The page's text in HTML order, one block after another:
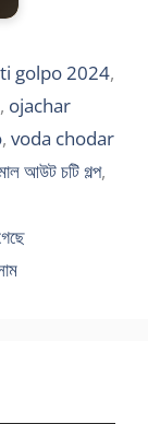
golpo 2024,
, ojachar
, voda chodar
আউট চটি গল্প,